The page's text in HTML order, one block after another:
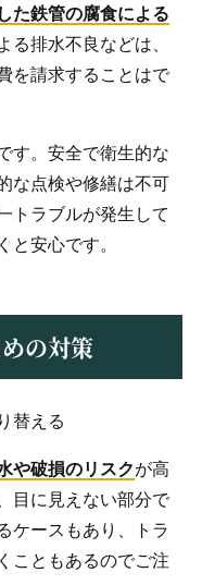
た鉄管の腐食による
る排水不良などは、
を請求することはで
す。安全で衛生的な
な点検や修繕は不可
トラブルが発生して
と安心です。
の対策
替える
や破損のリスクが高
目に見えない部分で
ケースもあり、トラ
こともあるのでご注